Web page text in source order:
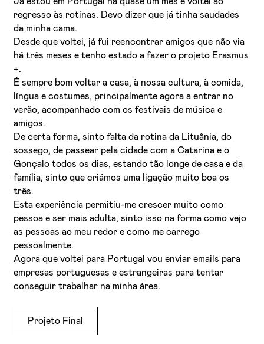
Aceito receber emails sobre novidades da ETIC
regresso às rotinas. Devo dizer que já tinha saudades
da minha cama.
Desde que voltei, já fui reencontrar amigos que não via
há três meses e tenho estado a fazer o projeto Erasmus
+.
É sempre bom voltar a casa, à nossa cultura, à comida,
língua e costumes, principalmente agora a entrar no
verão, acompanhado com os festivais de música e
amigos.
De certa forma, sinto falta da rotina da Lituânia, do
sossego, de passear pela cidade com a Catarina e o
Gonçalo todos os dias, estando tão longe de casa e da
família, sinto que criámos uma ligação muito boa os
três.
Esta experiência permitiu-me crescer muito como
pessoa e ser mais adulta, sinto isso na forma como vejo
as pessoas ao meu redor e como me carrego
pessoalmente.
Agora que voltei para Portugal vou enviar emails para
empresas portuguesas e estrangeiras para tentar
conseguir trabalhar na minha área.
Projeto Final